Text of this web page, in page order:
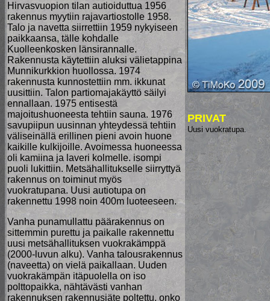
PRIVAT
Uusi vuokratupa.
Hirvasvuopion tilan autioiduttua 1956
rakennus myytiin rajavartiostolle 1958.
Talo ja navetta siirrettiin 1959 nykyiseen
paikkaansa, tälle kohdalle
Kuolleenkosken länsirannalle.
Rakennusta käytettiin aluksi välietappina
Munnikurkkion huollossa. 1974
rakennusta kunnostettiin mm. ikkunat
uusittiin. Talon partiomajakäyttö säilyi
ennallaan. 1975 entisestä
majoitushuoneesta tehtiin sauna. 1976
savupiipun uusinnan yhteydessä tehtiin
väliseinällä erillinen pieni avoin huone
kaikille kulkijoille. Avoimessa huoneessa
oli kamiina ja laveri kolmelle. isompi
puoli lukittiin. Metsähallitukselle siirryttyä
rakennus on toiminut myös
vuokratupana. Uusi autiotupa on
rakennettu 1998 noin 400m luoteeseen.
Vanha punamullattu päärakennus on
sittemmin purettu ja paikalle rakennettu
uusi metsähallituksen vuokrakämppä
(2000-luvun alku). Vanha talousrakennus
(naveetta) on vielä paikallaan. Uuden
vuokrakämpän itäpuolella on iso
polttopaikka, nähtävästi vanhan
rakennuksen rakennusjäte poltettu, onko